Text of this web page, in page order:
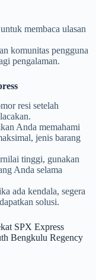
membaca ulasan
komunitas pengguna
pengalaman.
resi setelah
Anda memahami
jenis barang
tinggi, gunakan
Anda selama
ada kendala, segera
solusi.
SPX Express
Bengkulu Regency